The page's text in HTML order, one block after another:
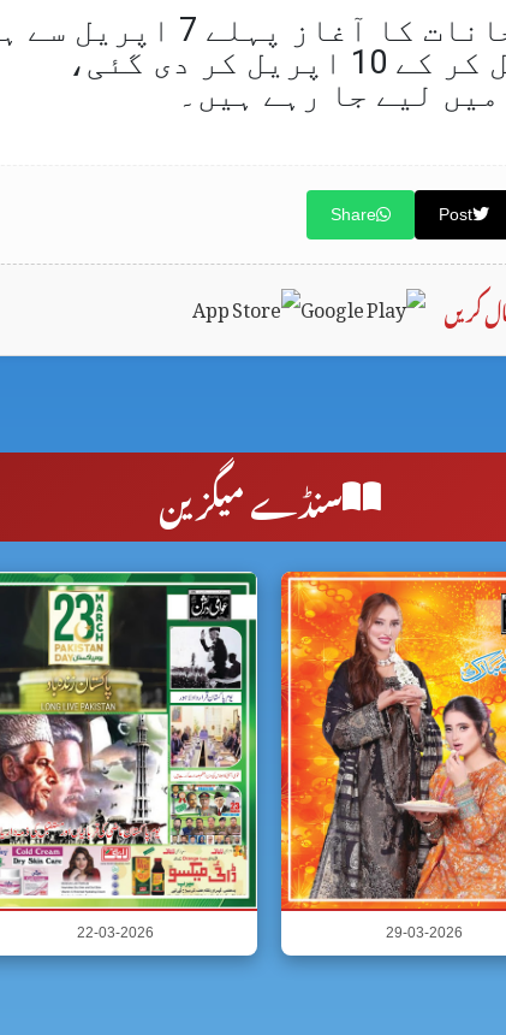
یاد رہے کہ میٹرک کے سالانہ امتحانات کا آغاز
تھا، تاہم بعد ازاں تاریخ تبدیل کر کے 10 اپریل کر دی گئی،
لیے جا رہے ہیں۔
Post
Share
کریں
سنڈے میگزین
29-03-2026
22-03-2026